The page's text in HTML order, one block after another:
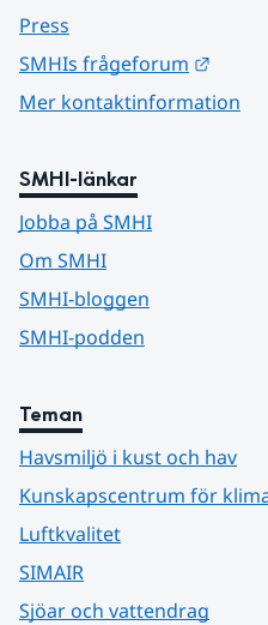
Press
SMHIs frågeforum
Mer kontaktinformation
SMHI-länkar
Jobba på SMHI
Om SMHI
SMHI-bloggen
SMHI-podden
Teman
Havsmiljö i kust och hav
Kunskapscentrum för
Luftkvalitet
SIMAIR
Sjöar och vattendrag